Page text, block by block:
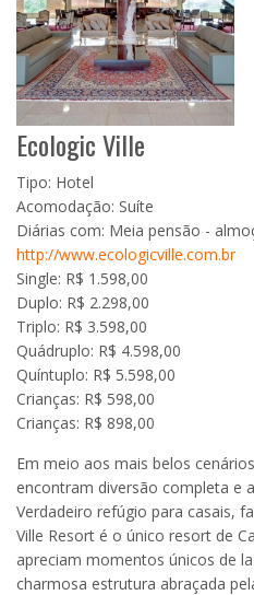
Ecologic Ville
Tipo: Hotel
Acomodação: Suíte
Diárias com: Meia pensão -
http://www.ecologicville.com.br
Single: R$ 1.598,00
Duplo: R$ 2.298,00
Triplo: R$ 3.598,00
Quádruplo: R$ 4.598,00
Quíntuplo: R$ 5.598,00
Crianças: R$ 598,00
Crianças: R$ 898,00
Em meio aos mais belos
encontram diversão completa e
Verdadeiro refúgio para casais,
Ville Resort é o único resort de
apreciam momentos únicos de
charmosa estrutura abraçada